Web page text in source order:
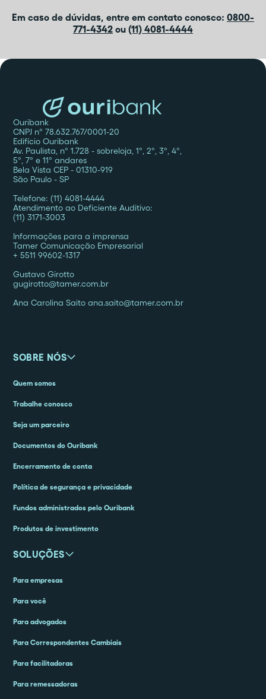
Em caso de dúvidas, entre em contato conosco: 0800-
771-4342 ou (11) 4081-4444
Ouribank
CNPJ nº 78.632.767/0001-20
Edifício Ouribank
Av. Paulista, nº 1.728 - sobreloja, 1º, 2º, 3º, 4º,
5º, 7º e 11º andares
Bela Vista CEP - 01310-919
São Paulo - SP
Telefone: (11) 4081-4444
Atendimento ao Deficiente Auditivo:
(11) 3171-3003
Informações para a imprensa
Tamer Comunicação Empresarial
+ 5511 99602-1317
Gustavo Girotto
gugirotto@tamer.com.br
Ana Carolina Saito ana.saito@tamer.com.br
SOBRE NÓS
Quem somos
Trabalhe conosco
Seja um parceiro
Documentos do Ouribank
Encerramento de conta
Política de segurança e privacidade
Fundos administrados pelo Ouribank
Produtos de investimento
SOLUÇÕES
Para empresas
Para você
Para advogados
Para Correspondentes Cambiais
Para facilitadoras
Para remessadoras